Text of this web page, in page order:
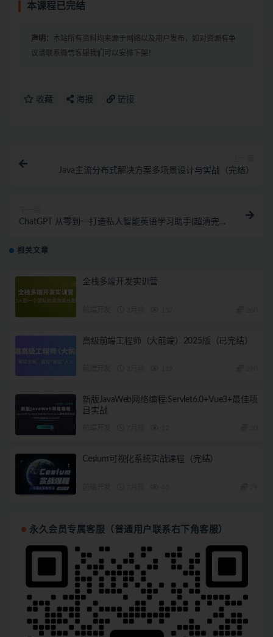
本课程已完结
声明： 本站所有资料均来源于网络以及用户发布，如对资源有争
议请联系微信客服我们可以安排下架！
收藏 海报 链接
Java主流分布式解决方案多场景设计与实战（完结）
ChatGPT 从零到一打造私人智能英语学习助手(超清完
相关文章
全栈多端开发实训营
高级前端工程师（大前端）2025版（已完结）
新版JavaWeb网络编程:Servlet6.0+Vue3+最佳项
目实战
Cesium可视化系统实战课程（完结）
永久会员专属客服（普通用户联系右下角客服）